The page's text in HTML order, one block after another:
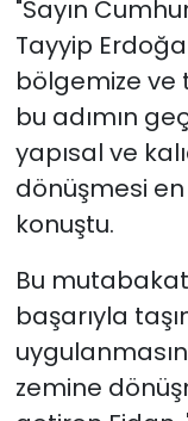
"Sayın
Tayyip
bölgemize ve
bu adımın
yapısal ve
dönüşmesi
konuştu.
Bu
başarıyla
zemine